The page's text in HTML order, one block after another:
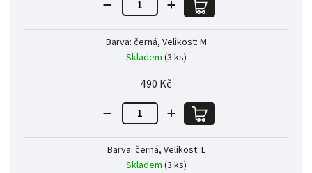
Barva: černá, Velikost: M
Skladem (3 ks)
490 Kč
Barva: černá, Velikost: L
Skladem (3 ks)